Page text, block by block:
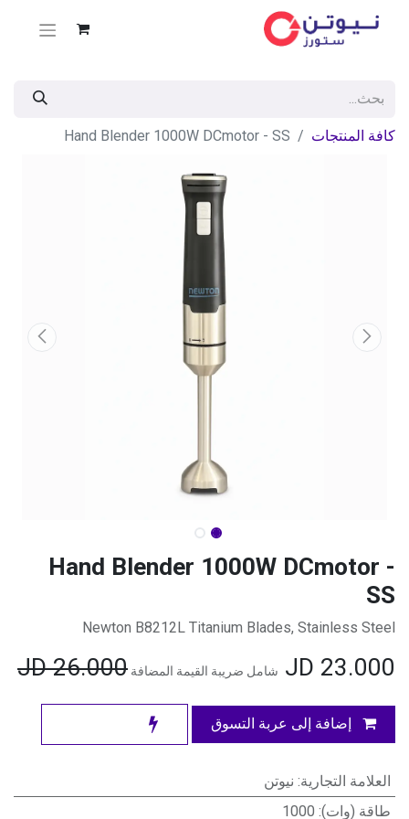
كافة المنتجات Hand Blender 1000W DCmotor - SS
Hand Blender 1000W DCmotor -
SS
Newton B8212L Titanium Blades, Stainless Steel
23.000 شامل ضريبة القيمة المضافة 26.000
JD
إضافة إلى عربة التسوق
العلامة التجارية: نيوتن
طاقة (وات):
1000